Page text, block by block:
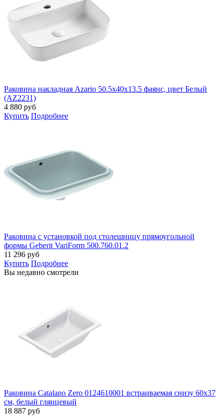
Раковина накладная Azario 50.5х40х13.5 фаянс, цвет Белый
(AZ2231)
4 880 руб
Купить Подробнее
Раковина с установкой под столешницу прямоугольной
формы Geberit VariForm 500.760.01.2
11 296 руб
Купить Подробнее
Вы недавно смотрели
Раковина Catalano Zero 0124610001 встраиваемая снизу 60х37
см, белый глянцевый
18 887 руб